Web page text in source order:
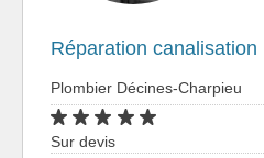
Réparation canalisation
Plombier Décines-Charpieu
Sur devis